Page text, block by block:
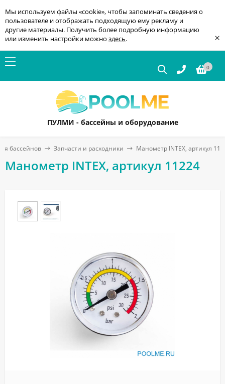
Мы используем файлы «cookie», чтобы запоминать сведения о
пользователе и отображать подходящую ему рекламу и
другие материалы. Получить более подробную информацию
или изменить настройки можно здесь. ×
0
ПУЛМИ - бассейны и оборудование
бассейнов Запчасти и расходники Манометр INTEX, артикул
Манометр INTEX, артикул 11224